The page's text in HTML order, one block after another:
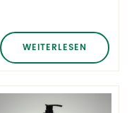
WEITERLESEN